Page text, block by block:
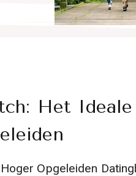
Het
Opgeleiden